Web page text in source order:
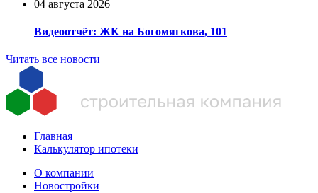
04 августа 2026
Видеоотчёт: ЖК на Богомягкова, 101
Читать все новости
Главная
Калькулятор ипотеки
О компании
Новостройки